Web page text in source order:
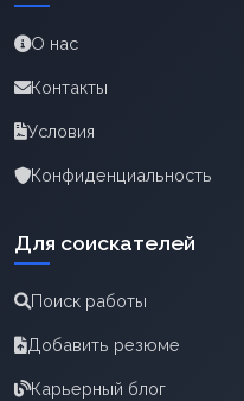
О нас
Контакты
Условия
Конфиденциальность
Для соискателей
Поиск работы
Добавить резюме
Карьерный блог